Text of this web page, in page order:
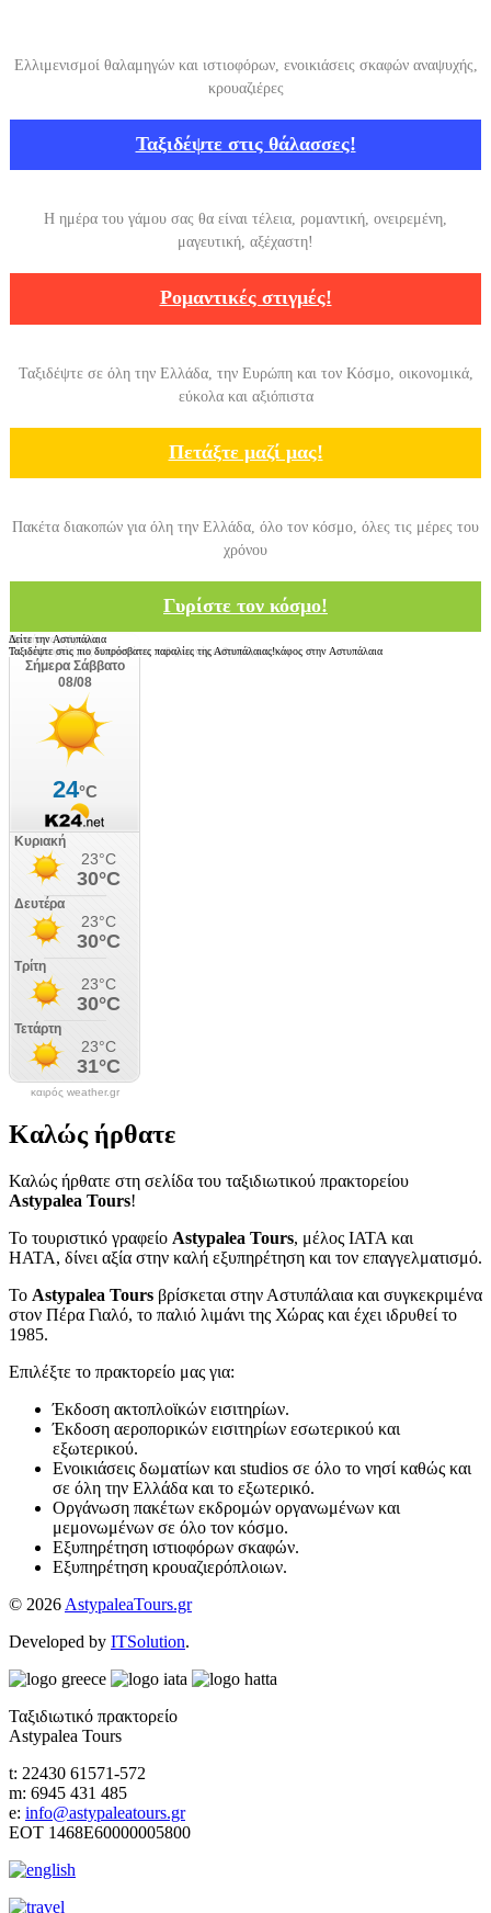
Ελλιμενισμοί θαλαμηγών και ιστιοφόρων, ενοικιάσεις σκαφών αναψυχής,
κρουαζιέρες
Ταξιδέψτε στις θάλασσες!
Η ημέρα του γάμου σας θα είναι τέλεια, ρομαντική, ονειρεμένη,
μαγευτική, αξέχαστη!
Ρομαντικές στιγμές!
Ταξιδέψτε σε όλη την Ελλάδα, την Ευρώπη και τον Κόσμο, οικονομικά,
εύκολα και αξιόπιστα
Πετάξτε μαζί μας!
Πακέτα διακοπών για όλη την Ελλάδα, όλο τον κόσμο, όλες τις μέρες του
χρόνου
Γυρίστε τον κόσμο!
Ημερήσιες εκδρομές
Το πρακτορείο μας διοργανώνει καθημερινές εκδρομές με σκάφος στην Αστυπάλαια
Δείτε την Αστυπάλαια
Ταξιδέψτε στις πιο δυπρόσβατες παραλίες της Αστυπάλαιας!
καιρός weather.gr
Καλώς ήρθατε
Καλώς ήρθατε στη σελίδα του ταξιδιωτικού πρακτορείου
Astypalea Tours!
Το τουριστικό γραφείο Astypalea Tours, μέλος ΙΑΤΑ και
ΗΑΤΑ, δίνει αξία στην καλή εξυπηρέτηση και τον επαγγελματισμό.
Το Astypalea Tours βρίσκεται στην Αστυπάλαια και συγκεκριμένα
στον Πέρα Γιαλό, το παλιό λιμάνι της Χώρας και έχει ιδρυθεί το
1985.
Επιλέξτε το πρακτορείο μας για:
Έκδοση ακτοπλοϊκών εισιτηρίων.
Έκδοση αεροπορικών εισιτηρίων εσωτερικού και
εξωτερικού.
Ενοικιάσεις δωματίων και studios σε όλο το νησί καθώς και
σε όλη την Ελλάδα και το εξωτερικό.
Οργάνωση πακέτων εκδρομών οργανωμένων και
μεμονωμένων σε όλο τον κόσμο.
Εξυπηρέτηση ιστιοφόρων σκαφών.
Εξυπηρέτηση κρουαζιερόπλοιων.
© 2026 AstypaleaTours.gr
Developed by ITSolution.
Ταξιδιωτικό πρακτορείο
Astypalea Tours
t: 22430 61571-572
m: 6945 431 485
e: info@astypaleatours.gr
ΕΟΤ 1468Ε60000005800